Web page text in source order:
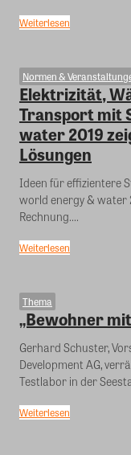
Weiterlesen
Normen &
Elektrizität,
Transport mit
water 2019
Lösungen
Ideen für effizientere
world energy & water
Rechnung....
Weiterlesen
Thema
„Bewohner
Gerhard Schuster,
Development AG,
Testlabor in der
Weiterlesen